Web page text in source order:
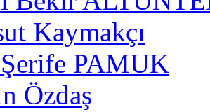
Kaymakçı
PAMUK
Özdaş